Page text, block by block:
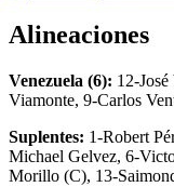
Alineaciones
Venezuela (6): 12-
Viamonte, 9-Carlos
Suplentes: 1-Robert
Michael Gelvez, 6-
Morillo (C), 13-